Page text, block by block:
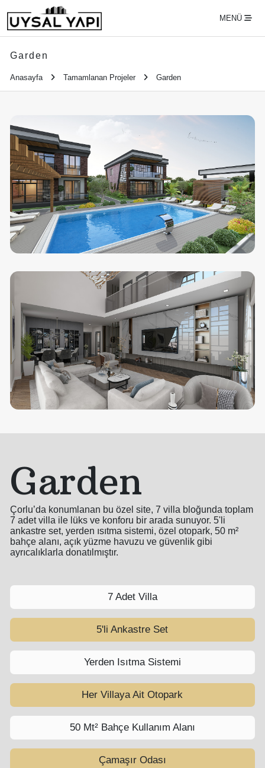
MENÜ
Garden
Anasayfa Tamamlanan Projeler Garden
Garden
Çorlu’da konumlanan bu özel site, 7 villa bloğunda toplam
7 adet villa ile lüks ve konforu bir arada sunuyor. 5'li
ankastre set, yerden ısıtma sistemi, özel otopark, 50 m²
bahçe alanı, açık yüzme havuzu ve güvenlik gibi
ayrıcalıklarla donatılmıştır.
7 Adet Villa
5'li Ankastre Set
Yerden Isıtma Sistemi
Her Villaya Ait Otopark
50 Mt² Bahçe Kullanım Alanı
Çamaşır Odası